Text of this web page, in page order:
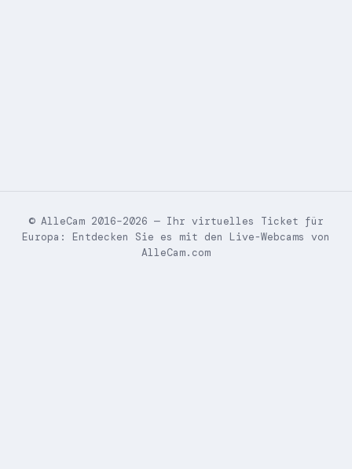
© AlleCam 2016–2026 — Ihr virtuelles Ticket für
Europa: Entdecken Sie es mit den Live-Webcams von
AlleCam.com